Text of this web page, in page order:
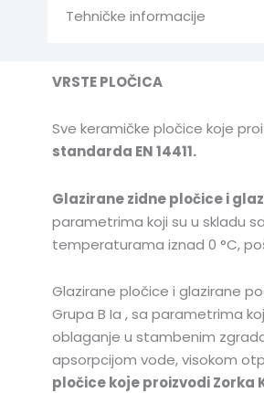
Tehničke informacije
VRSTE PLOČICA
Sve keramičke pločice koje
standarda EN 14411.
Glazirane zidne pločice i
parametrima koji su u skladu
temperaturama iznad 0 °C,
Glazirane pločice i glazirane
Grupa B Ia , sa parametrima
oblaganje u stambenim
apsorpcijom vode, visokom
pločice koje proizvodi